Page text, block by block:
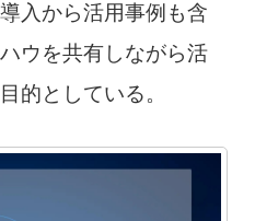
入から活用事例も含
ウを共有しながら活
的としている。